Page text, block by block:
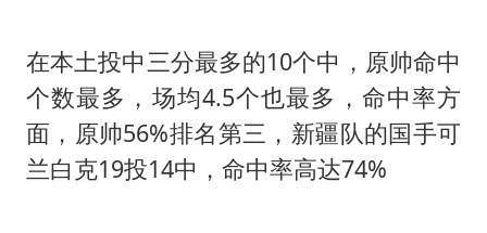
在本土投中三分最多的10个中，原帅命中
个数最多，场均4.5个也最多，命中率方
面，原帅56%排名第三，新疆队的国手可
兰白克19投14中，命中率高达74%